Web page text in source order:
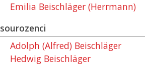
Emilia Beischläger (Herrmann)
sourozenci
Adolph (Alfred) Beischläger
Hedwig Beischläger